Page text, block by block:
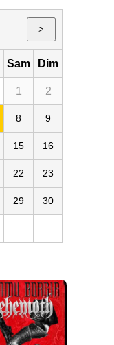
>
Sam Dim
1 2
8 9
15 16
22 23
29 30